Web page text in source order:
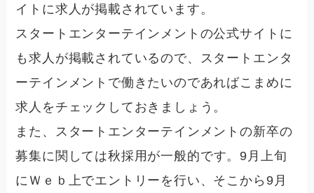
イトに求人が掲載されています。
スタートエンターテインメントの公式サイトに
も求人が掲載されているので、スタートエンタ
ーテインメントで働きたいのであればこまめに
求人をチェックしておきましょう。
また、スタートエンターテインメントの新卒の
募集に関しては秋採用 が一般的です。9月上旬
にＷｅｂ上でエントリーを行い、そこから9月